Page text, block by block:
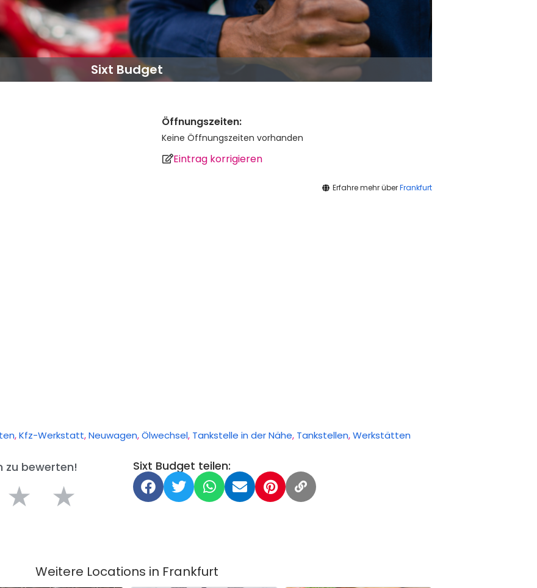
Sixt Budget
Öffnungszeiten:
Keine Öffnungszeiten vorhanden
Eintrag korrigieren
Erfahre mehr überFrankfurt
,Kfz-Werkstatt,Neuwagen,Ölwechsel, Tankstelle in der Nähe, Tankstellen,Werkstätten
zu bewerten!
★ ★
Sixt Budget teilen:
Weitere Locations in Frankfurt